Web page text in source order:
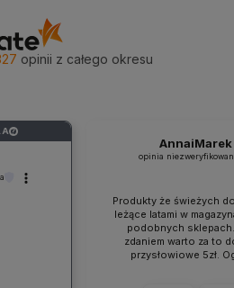
opinii z całego okresu
?
AnnaiMarek
opinia
Produkty że świeżych
leżące latami w
podobnych
zdaniem warto za to
przysłowiowe 5zł.